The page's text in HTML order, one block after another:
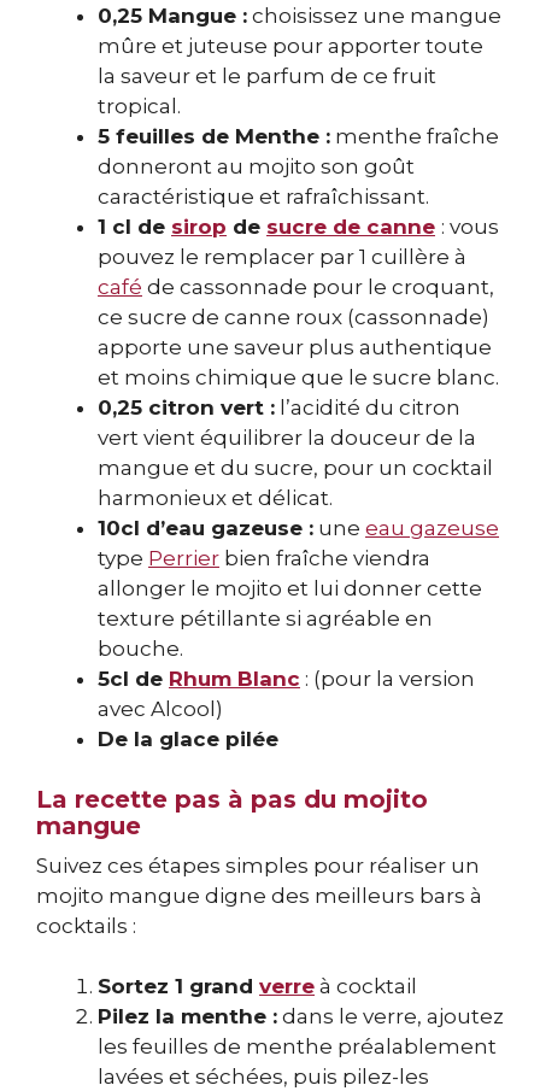
0,25 Mangue : choisissez une mangue
mûre et juteuse pour apporter toute
la saveur et le parfum de ce fruit
tropical.
5 feuilles de Menthe : menthe fraîche
donneront au mojito son goût
caractéristique et rafraîchissant.
1 cl de sirop de sucre de canne : vous
pouvez le remplacer par 1 cuillère à
café de cassonnade pour le croquant,
ce sucre de canne roux (cassonnade)
apporte une saveur plus authentique
et moins chimique que le sucre blanc.
0,25 citron vert : l’acidité du citron
vert vient équilibrer la douceur de la
mangue et du sucre, pour un cocktail
harmonieux et délicat.
10cl d’eau gazeuse : une eau gazeuse
type Perrier bien fraîche viendra
allonger le mojito et lui donner cette
texture pétillante si agréable en
bouche.
5cl de Rhum Blanc : (pour la version
avec Alcool)
De la glace pilée
La recette pas à pas du mojito
mangue
Suivez ces étapes simples pour réaliser un
mojito mangue digne des meilleurs bars à
cocktails :
Sortez 1 grand verre à cocktail
Pilez la menthe : dans le verre, ajoutez
les feuilles de menthe préalablement
lavées et séchées, puis pilez-les